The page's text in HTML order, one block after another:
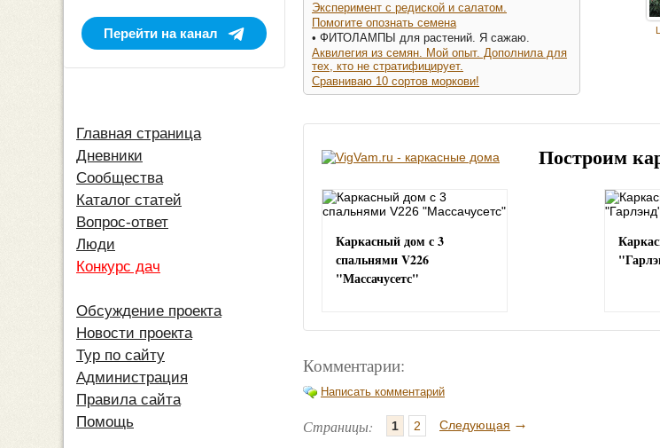
Эксперимент с редиской и салатом.
Помогите опознать семена
• ФИТОЛАМПЫ для растений. Я сажаю.
Аквилегия из семян. Мой опыт. Дополнила для
тех, кто не стратифицирует.
Сравниваю 10 сортов моркови!
Построим
Каркасный дом с 3
спальнями V226
"Массачусетс"
Комментарии:
Написать комментарий
Страницы: 1 2 Следующая →
Перейти на канал
Главная страница
Дневники
Сообщества
Каталог статей
Вопрос-ответ
Люди
Конкурс дач
Обсуждение проекта
Новости проекта
Тур по сайту
Администрация
Правила сайта
Помощь